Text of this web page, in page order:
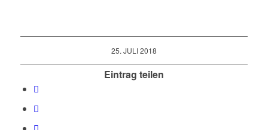
25. JULI 2018
Eintrag teilen